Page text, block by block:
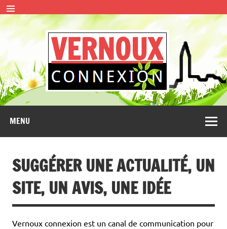
Skip
to
content
CONNEXION
MENU
SUGGÉRER UNE ACTUALITÉ, UN
SITE, UN AVIS, UNE IDÉE
Vernoux connexion est un canal de communication pour